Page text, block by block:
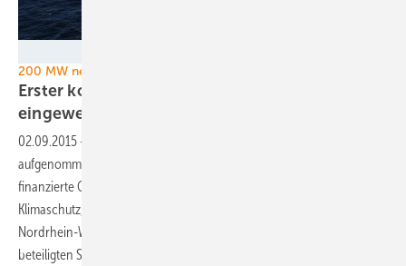
200 MW neu am Netz
Erster kommunaler Offshore-Windpark offiziell
eingeweiht
02.09.2015 -
aufgenommen: der Windpark Trianel Borkum 1, der erste kommunal
finanzierte Offshore-Windpark. Johannes Remmel, Minister für
Klimaschutz, Umwelt, Landwirtschaft, Natur- und Verbraucherschutz in
Nordrhein-Westfalen, gab gemeinsam mit Trianel und den 33
beteiligten Stadtwerken Grünes Licht für den Start. Seit Mitte Juli ist